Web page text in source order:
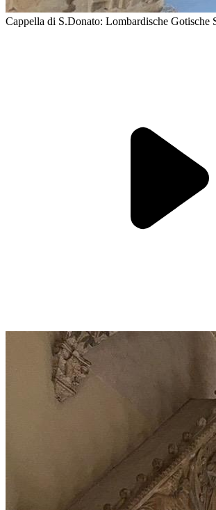
Cappella di S.Donato: Lombardische Gotische